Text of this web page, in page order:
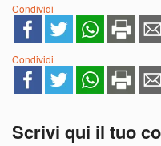
Condividi
Condividi
Scrivi qui il tuo